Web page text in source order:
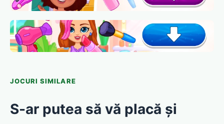
JOCURI SIMILARE
S-ar putea să vă placă și